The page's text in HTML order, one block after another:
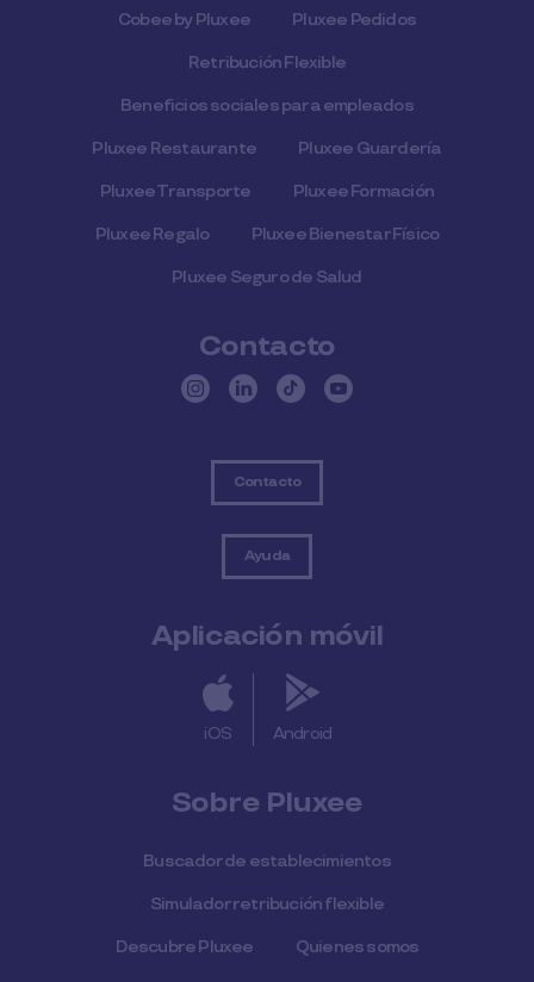
Cobee by Pluxee Pluxee Pedidos
Retribución Flexible
Beneficios sociales para empleados
Pluxee Restaurante Pluxee Guardería
Pluxee Transporte Pluxee Formación
Pluxee Regalo Pluxee Bienestar Físico
Pluxee Seguro de Salud
Contacto
Contacto
Ayuda
Aplicación móvil
iOS Android
Sobre Pluxee
Buscador de establecimientos
Simulador retribución flexible
Descubre Pluxee Quienes somos